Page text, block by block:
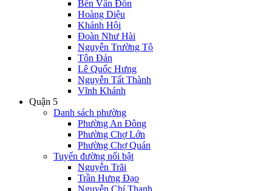
Bến Vân Đồn
Hoàng Diệu
Khánh Hội
Đoàn Như Hài
Nguyễn Trường Tộ
Tôn Đản
Lê Quốc Hưng
Nguyễn Tất Thành
Vĩnh Khánh
Quận 5
Danh sách phường
Phường An Đông
Phường Chợ Lớn
Phường Chợ Quán
Tuyến đường nổi bật
Nguyễn Trãi
Trần Hưng Đạo
Nguyễn Chí Thanh